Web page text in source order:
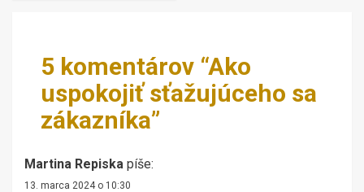
5 komentárov “Ako
uspokojiť sťažujúceho sa
zákazníka”
Martina Repiska píše:
13. marca 2024 o 10:30